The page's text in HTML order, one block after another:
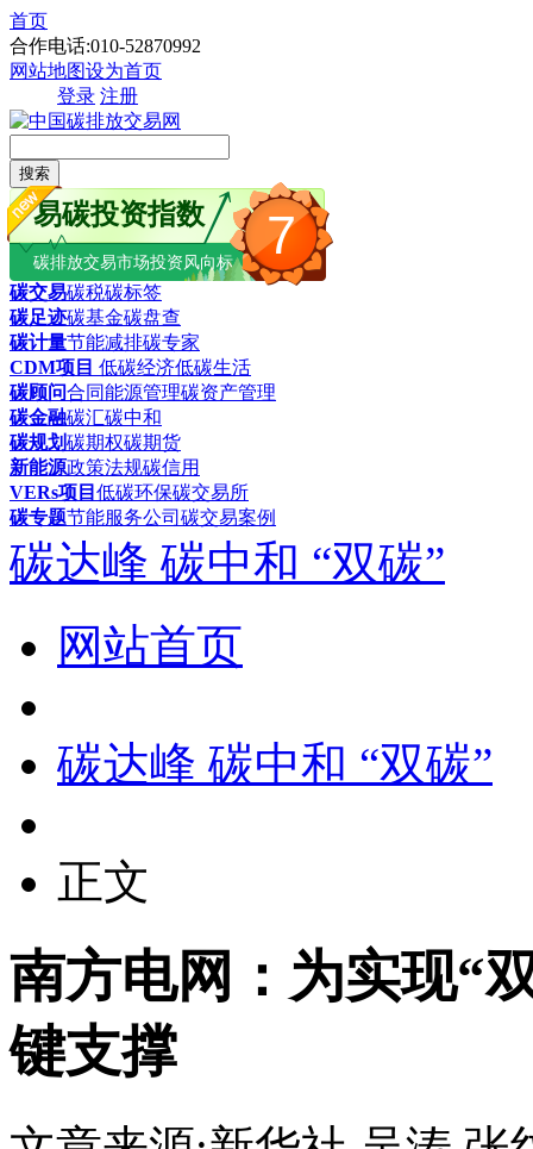
首页
合作电话:010-52870992
网站地图设为首页
登录 注册
搜索
7
易碳投资指数
碳排放交易市场投资风向标
碳交易碳税碳标签
碳足迹碳基金碳盘查
碳计量节能减排碳专家
CDM项目 低碳经济低碳生活
碳顾问合同能源管理碳资产管理
碳金融碳汇碳中和
碳规划碳期权碳期货
新能源政策法规碳信用
VERs项目 低碳环保碳交易所
碳专题节能服务公司 碳交易案例
碳达峰 碳中和 “双碳”
网站首页
碳达峰 碳中和 “双碳”
正文
南方电网：为实现“
键支撑